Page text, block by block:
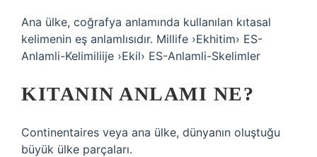
Ana ülke, coğrafya anlamında kullanılan kıtasal
kelimenin eş anlamlısıdır. Millife ›Ekhitim› ES-
Anlamli-Kelimiliije ›Ekil› ES-Anlamli-Skelimler
KITANIN ANLAMI NE?
Continentaires veya ana ülke, dünyanın oluştuğu
büyük ülke parçaları.